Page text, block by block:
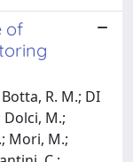
of
R. M.; DI
Dolci, M.;
Mori, M.;